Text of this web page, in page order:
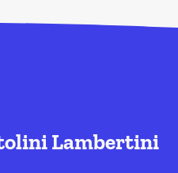
Lambertini